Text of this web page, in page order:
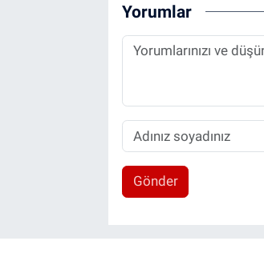
Yorumlar
Gönder